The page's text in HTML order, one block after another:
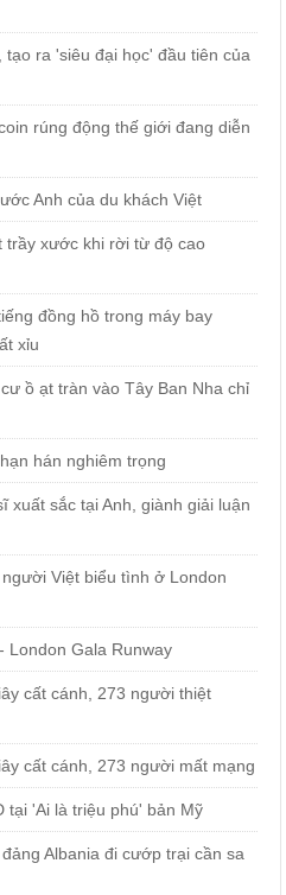
ra 'siêu đại học' đầu tiên của
rúng động thế giới đang diễn
Anh của du khách Việt
trầy xước khi rời từ độ cao
đồng hồ trong máy bay
xỉu
ồ ạt tràn vào Tây Ban Nha chỉ
hán nghiêm trọng
xuất sắc tại Anh, giành giải luận
Việt biểu tình ở London
London Gala Runway
cất cánh, 273 người thiệt
cất cánh, 273 người mất mạng
tại 'Ai là triệu phú' bản Mỹ
Albania đi cướp trại cần sa